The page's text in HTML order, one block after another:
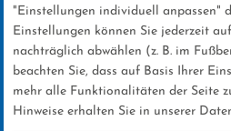
Inhalt
News
"Einstellungen individuell anpassen"
Einstellungen können Sie jederzeit
nachträglich abwählen (z. B. im
beachten Sie, dass auf Basis Ihrer
mehr alle Funktionalitäten der Seite
Hinweise erhalten Sie in unserer